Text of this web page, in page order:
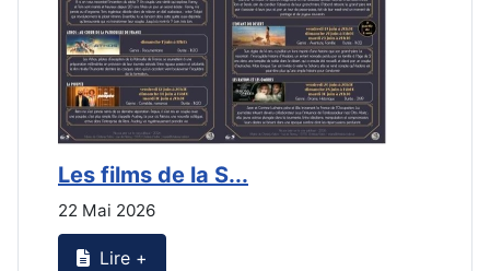
Les films de la S...
22 Mai 2026
Lire +